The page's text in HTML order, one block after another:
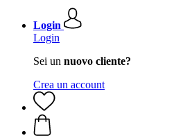
Login
Login
Sei un nuovo cliente?
Crea un account